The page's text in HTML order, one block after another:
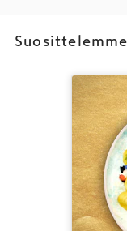
Suosittelemme